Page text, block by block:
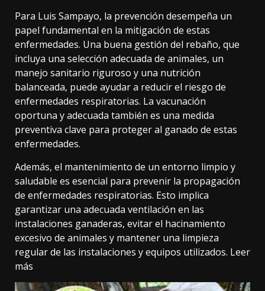
Para Luis Sampayo, la prevención desempeña un
papel fundamental en la mitigación de estas
enfermedades. Una buena gestión del rebaño, que
incluya una selección adecuada de animales, un
manejo sanitario riguroso y una nutrición
balanceada, puede ayudar a reducir el riesgo de
enfermedades respiratorias. La vacunación
oportuna y adecuada también es una medida
preventiva clave para proteger al ganado de estas
enfermedades.
Además, el mantenimiento de un entorno limpio y
saludable es esencial para prevenir la propagación
de enfermedades respiratorias. Esto implica
garantizar una adecuada ventilación en las
instalaciones ganaderas, evitar el hacinamiento
excesivo de animales y mantener una limpieza
regular de las instalaciones y equipos utilizados. Leer
más